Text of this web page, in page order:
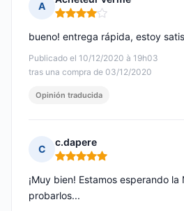
A
Nota: 4 de 5
Publicado el 10/12/2020 à 19h03
tras una compra de 03/12/2020
bueno! entrega rápida, estoy
Opinión traducida
C
c.dapere
Nota: 5 de 5
¡Muy bien! Estamos esperando
probarlos...